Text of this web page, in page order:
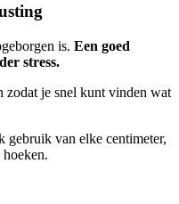
is. Een goed
stress.
zodat je snel kunt vinden wat
gebruik van elke centimeter,